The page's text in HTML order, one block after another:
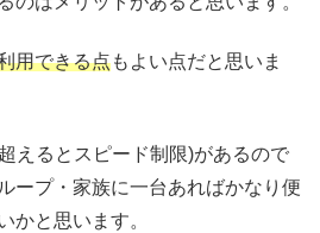
用できる点もよい点だと思いま
えるとスピード制限)があるので
ープ・家族に一台あればかなり便
かと思います。